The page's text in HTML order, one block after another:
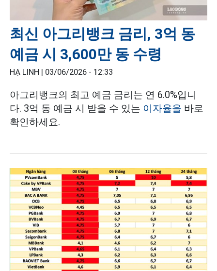
최신 아그리뱅크 금리, 3억 동
예금 시 3,600만 동 수령
HẠ LINH | 03/06/2026 - 12:33
아그리뱅크의 최고 예금 금리는 연 6.0%입니
다. 3억 동 예금 시 받을 수 있는 이자율을 바로
확인하세요.